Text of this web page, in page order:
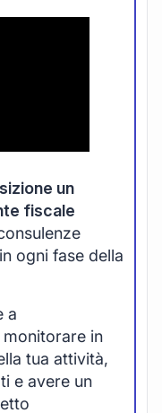
un
fiscale
ogni fase della
a
in
tua attività,
e avere un